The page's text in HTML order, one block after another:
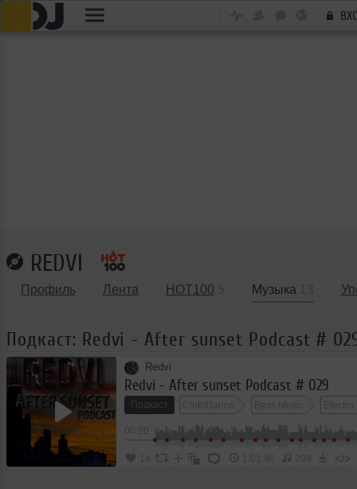
REDVI
Профиль Лента HOT100 Музыка
Подкаст: Redvi - After sunset Podcast #
Redvi
Redvi - After sunset Podcast # 029
Подкаст Club/Dance Bass Music Electro
209 </>